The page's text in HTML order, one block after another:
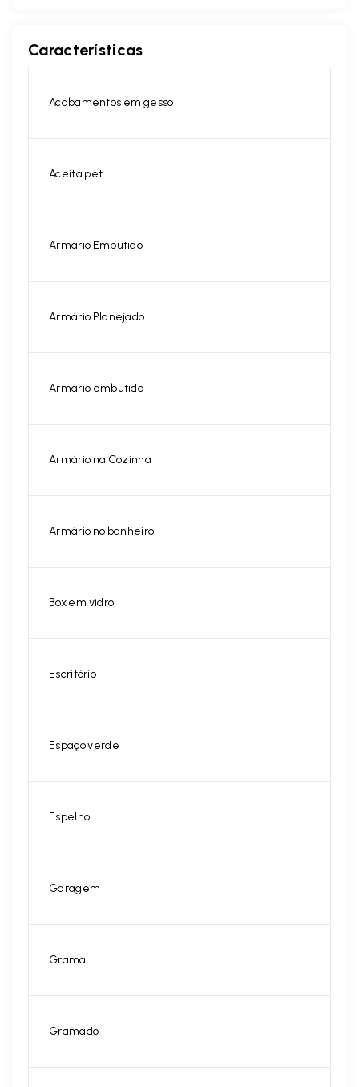
Características
Acabamentos em gesso
Aceita pet
Armário Embutido
Armário Planejado
Armário embutido
Armário na Cozinha
Armário no banheiro
Box em vidro
Escritório
Espaço verde
Espelho
Garagem
Grama
Gramado